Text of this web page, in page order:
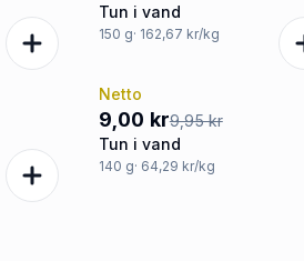
Tun i vand
150 g· 162,67 kr/kg
-10%
Netto
9,00 kr9,95 kr
Tun i vand
140 g· 64,29 kr/kg